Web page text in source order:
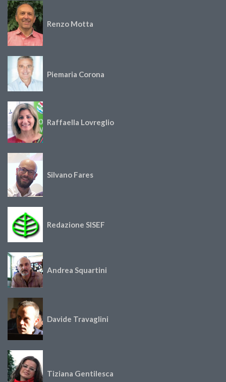
Renzo Motta
Piemaria Corona
Raffaella Lovreglio
Silvano Fares
Redazione SISEF
Andrea Squartini
Davide Travaglini
Tiziana Gentilesca